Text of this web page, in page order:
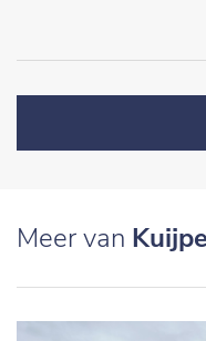
Meer van